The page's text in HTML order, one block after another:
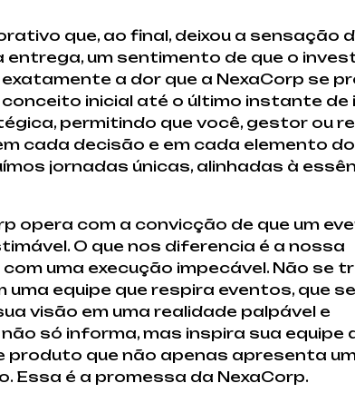
que, ao final, deixou a sensação
um sentimento de que o
a dor que a NexaCorp se
inicial até o último instante de
permitindo que você, gestor ou
cada decisão e em cada elemento
jornadas únicas, alinhadas à
opera com a convicção de que um
O que nos diferencia é a nossa
uma execução impecável. Não se
equipe que respira eventos, que
visão em uma realidade palpável e
só informa, mas inspira sua equipe
produto que não apenas apresenta
Essa é a promessa da NexaCorp.